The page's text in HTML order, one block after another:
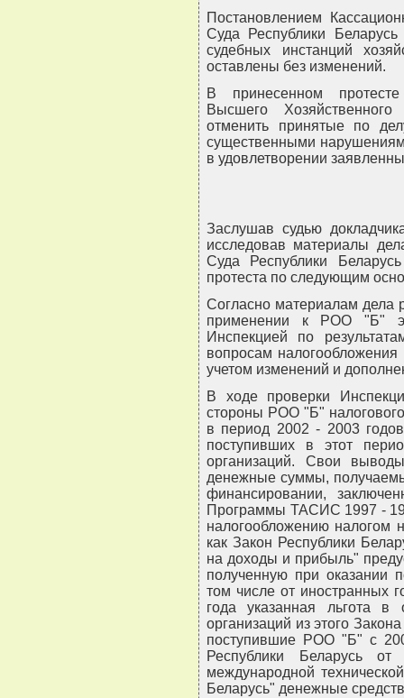
Постановлением
Суда Республики
судебных инстанций
оставлены без изменений.
В принесенном
Высшего
отменить принятые по
существенными
в удовлетворении
Заслушав судью
исследовав материалы
Суда Республики
протеста по следующим
Согласно материалам дела
применении к РОО "Б"
Инспекцией по
вопросам
учетом изменений и
В ходе проверки
стороны РОО "Б" налогового
в период 2002 - 2003
поступивших в этот
организаций. Свои
денежные суммы,
финансировании,
Программы ТАСИС 1997 -
налогообложению налогом
как Закон Республики
на доходы и прибыль"
полученную при оказании
том числе от иностранных
года указанная льгота в
организаций из этого
поступившие РОО "Б" с
Республики Беларусь
международной
Беларусь" денежные